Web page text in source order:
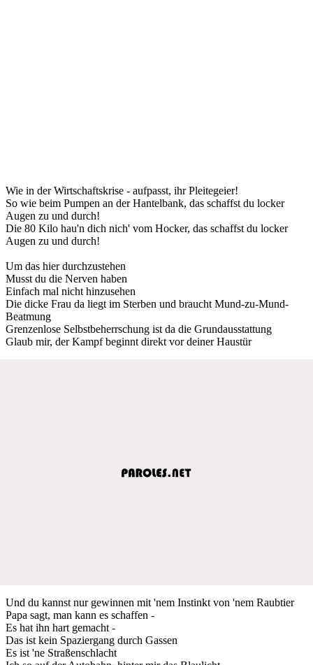
Wie in der Wirtschaftskrise - aufpasst, ihr Pleitegeier!
So wie beim Pumpen an der Hantelbank, das schaffst du locker
Augen zu und durch!
Die 80 Kilo hau'n dich nich' vom Hocker, das schaffst du locker
Augen zu und durch!
Um das hier durchzustehen
Musst du die Nerven haben
Einfach mal nicht hinzusehen
Die dicke Frau da liegt im Sterben und braucht Mund-zu-Mund-
Beatmung
Grenzenlose Selbstbeherrschung ist da die Grundausstattung
Glaub mir, der Kampf beginnt direkt vor deiner Haustür
Und du kannst nur gewinnen mit 'nem Instinkt von 'nem Raubtier
Papa sagt, man kann es schaffen -
Es hat ihn hart gemacht -
Das ist kein Spaziergang durch Gassen
Es ist 'ne Straßenschlacht